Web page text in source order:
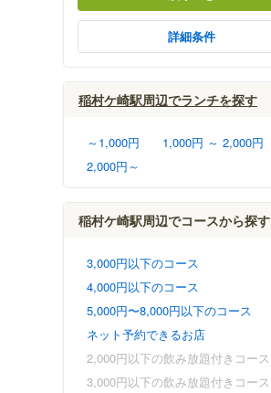
詳細条件
稲村ケ崎駅周辺でランチを探す
～1,000円
1,000円 ～ 2,000円
2,000円～
稲村ケ崎駅周辺でコースから探す
3,000円以下のコース
4,000円以下のコース
5,000円〜8,000円以下のコース
ネット予約できるお店
2,000円以下の飲み放題付きコース
3,000円以下の飲み放題付きコース